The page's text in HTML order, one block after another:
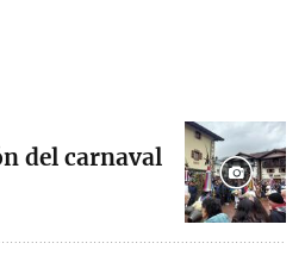
del carnaval